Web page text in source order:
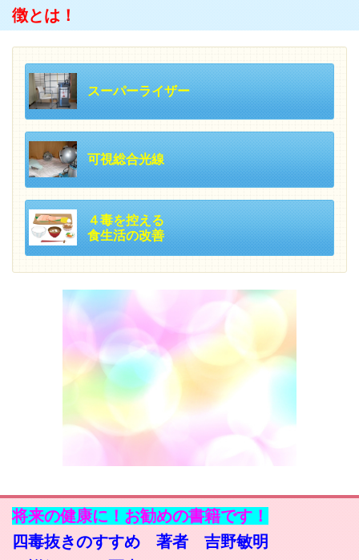
徴とは！
スーパーライザー
可視総合光線
４毒を控える
食生活の改善
将来の健康に！お勧めの書籍です！
四毒抜きのすすめ 著者 吉野敏明